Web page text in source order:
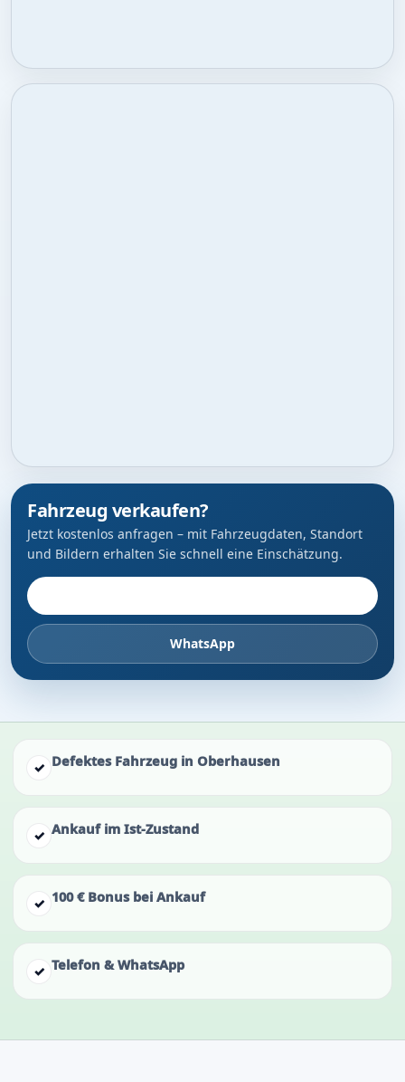
Fahrzeug verkaufen?
Jetzt kostenlos anfragen – mit Fahrzeugdaten, Standort
und Bildern erhalten Sie schnell eine Einschätzung.
WhatsApp
✓ Defektes Fahrzeug in Oberhausen
✓ Ankauf im Ist-Zustand
✓ 100 € Bonus bei Ankauf
✓ Telefon & WhatsApp